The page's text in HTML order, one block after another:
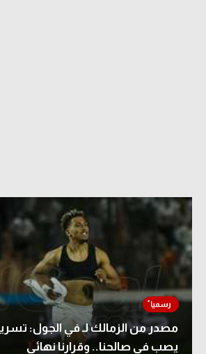
مصدر من الزمالك لـ في الجول:
يصب في صالحنا.. وقرارنا نهائي